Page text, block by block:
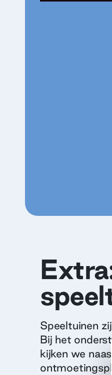
Speeltuinen
Bij het
kijken we